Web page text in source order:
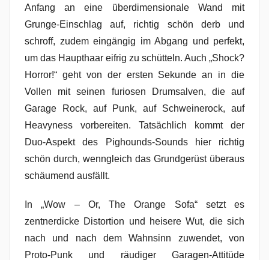
Anfang an eine überdimensionale Wand mit
Grunge-Einschlag auf, richtig schön derb und
schroff, zudem eingängig im Abgang und perfekt,
um das Haupthaar eifrig zu schütteln. Auch „Shock?
Horror!“ geht von der ersten Sekunde an in die
Vollen mit seinen furiosen Drumsalven, die auf
Garage Rock, auf Punk, auf Schweinerock, auf
Heavyness vorbereiten. Tatsächlich kommt der
Duo-Aspekt des Pighounds-Sounds hier richtig
schön durch, wenngleich das Grundgerüst überaus
schäumend ausfällt.
In „Wow – Or, The Orange Sofa“ setzt es
zentnerdicke Distortion und heisere Wut, die sich
nach und nach dem Wahnsinn zuwendet, von
Proto-Punk und räudiger Garagen-Attitüde